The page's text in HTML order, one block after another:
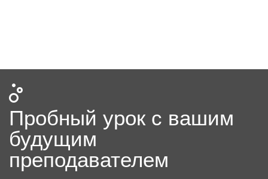
Пробный урок с вашим
будущим
преподавателем